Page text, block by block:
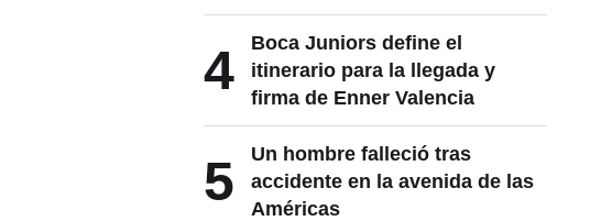
4
Boca Juniors define el
itinerario para la llegada y
firma de Enner Valencia
5
Un hombre falleció tras
accidente en la avenida de las
Américas